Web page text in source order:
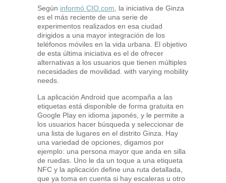
Según informó CIO.com , la iniciativa de Ginza
es el más reciente de una serie de
experimentos realizados en esa ciudad
dirigidos a una mayor integración de los
teléfonos móviles en la vida urbana. El objetivo
de esta última iniciativa es el de ofrecer
alternativas a los usuarios que tienen múltiples
necesidades de movilidad. with varying mobility
needs.
La aplicación Android que acompaña a las
etiquetas está disponible de forma gratuita en
Google Play en idioma japonés, y le permite a
los usuarios hacer búsqueda y seleccionar de
una lista de lugares en el distrito Ginza. Hay
una variedad de opciones, digamos por
ejemplo: una persona mayor que anda en silla
de ruedas. Uno le da un toque a una etiqueta
NFC y la aplicación define una ruta detallada,
que ya toma en cuenta si hay escaleras u otro